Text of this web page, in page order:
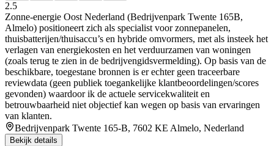
2.5
Zonne-energie Oost Nederland (Bedrijvenpark Twente 165B,
Almelo) positioneert zich als specialist voor zonnepanelen,
thuisbatterijen/thuisaccu’s en hybride omvormers, met als insteek het
verlagen van energiekosten en het verduurzamen van woningen
(zoals terug te zien in de bedrijvengidsvermelding). Op basis van de
beschikbare, toegestane bronnen is er echter geen traceerbare
reviewdata (geen publiek toegankelijke klantbeoordelingen/scores
gevonden) waardoor ik de actuele servicekwaliteit en
betrouwbaarheid niet objectief kan wegen op basis van ervaringen
van klanten.
Bedrijvenpark Twente 165-B, 7602 KE Almelo, Nederland
Bekijk details